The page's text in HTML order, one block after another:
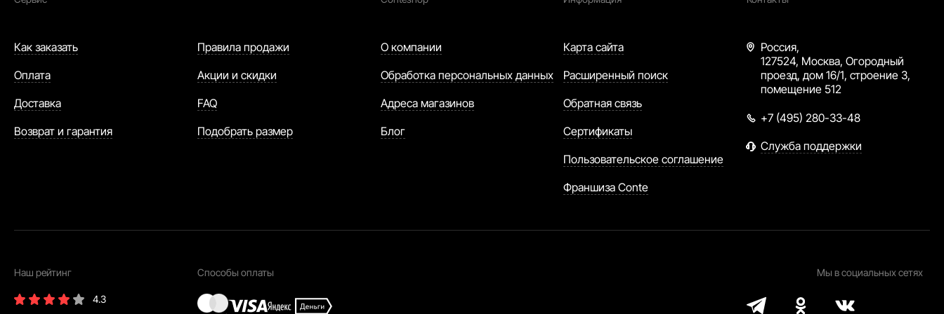
Как заказать
Оплата
Доставка
Возврат и гарантия
Правила продажи
Акции и скидки
FAQ
Подобрать размер
О компании
Обработка персональных данных
Адреса магазинов
Блог
Карта сайта
Расширенный поиск
Обратная связь
Сертификаты
Пользовательское соглашение
Франшиза Conte
Россия,
127524, Москва, Огородный
проезд, дом 16/1, строение 3,
помещение 512
+7 (495) 280-33-48
Служба поддержки
Наш рейтинг
4.3
Способы оплаты Мы в социальных сетях